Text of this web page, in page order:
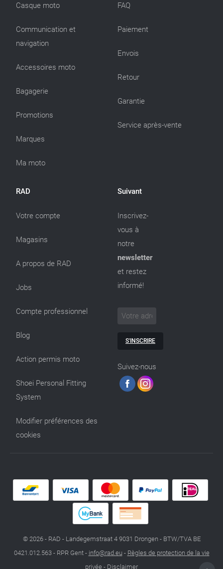
Casque moto
Communication et
navigation
Accessoires moto
Bagagerie
Promotions
Marques
Ma moto
FAQ
Paiement
Envois
Retour
Garantie
Service après-vente
RAD
Votre compte
Magasins
A propos de RAD
Jobs
Compte professionnel
Blog
Action permis moto
Shoei Personal Fitting
System
Modifier préférences des
cookies
Suivant
Inscrivez-
vous à
notre
newsletter
et restez
informé!
S'INSCRIRE
Suivez-nous
© 2026 - RAD - Landegemstraat 4 9031 Drongen - BTW/TVA BE
0421.012.563 - RPR Gent - info@rad.eu - Règles de protection de la vie
privée - Disclaimer